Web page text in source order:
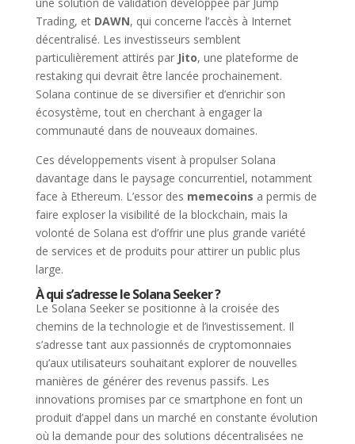
Trading, et DAWN, qui concerne l’accès à Internet
décentralisé. Les investisseurs semblent
particulièrement attirés par Jito, une plateforme de
restaking qui devrait être lancée prochainement.
Solana continue de se diversifier et d’enrichir son
écosystème, tout en cherchant à engager la
communauté dans de nouveaux domaines.
Ces développements visent à propulser Solana
davantage dans le paysage concurrentiel, notamment
face à Ethereum. L’essor des memecoins a permis de
faire exploser la visibilité de la blockchain, mais la
volonté de Solana est d’offrir une plus grande variété
de services et de produits pour attirer un public plus
large.
À qui s’adresse le Solana Seeker ?
Le Solana Seeker se positionne à la croisée des
chemins de la technologie et de l’investissement. Il
s’adresse tant aux passionnés de cryptomonnaies
qu’aux utilisateurs souhaitant explorer de nouvelles
manières de générer des revenus passifs. Les
innovations promises par ce smartphone en font un
produit d’appel dans un marché en constante évolution
où la demande pour des solutions décentralisées ne